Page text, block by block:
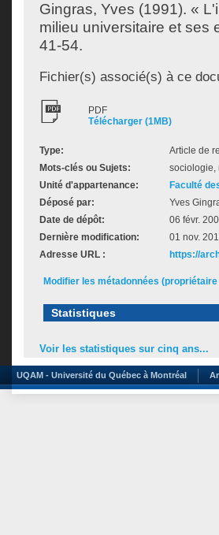
Gingras, Yves (1991). «
milieu universitaire et ses
41-54.
Fichier(s) associé(s) à ce
PDF
Télécharger (1MB)
Type:
Article de
Mots-clés ou Sujets:
sociologie,
Unité d'appartenance:
Faculté
Déposé par:
Yves
Date de dépôt:
06 févr.
Dernière modification:
01 nov.
Adresse URL :
https://
Modifier les métadonnées
Statistiques
Voir les statistiques sur cinq ans...
UQAM - Université du Québec à Montréal